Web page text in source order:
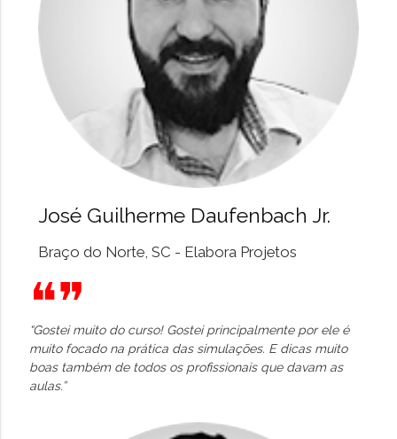
José Guilherme Daufenbach Jr.
Braço do Norte, SC - Elabora Projetos
❝❞
“Gostei muito do curso! Gostei principalmente por ele é
muito focado na prática das simulações. E dicas muito
boas também de todos os profissionais que davam as
aulas.”